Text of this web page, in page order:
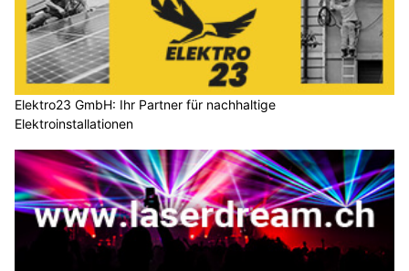
Elektro23 GmbH: Ihr Partner für nachhaltige
Elektroinstallationen